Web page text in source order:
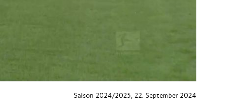
Saison 2024/2025, 22. September 2024